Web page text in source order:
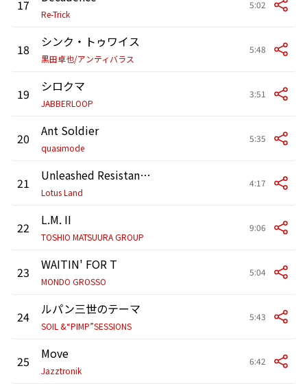
17
Re-Trick
5:02
18 シンク・トゥワイス
黒田卓也/アンティバラス
5:48
19 シロクマ
JABBERLOOP
3:51
20 Ant Soldier
quasimode
5:35
21 Unleashed Resistance
Lotus Land
4:17
22 L.M. II
TOSHIO MATSUURA GROUP
9:06
23 WAITIN' FOR T
MONDO GROSSO
5:04
24 ルパン三世のテーマ
SOIL &“PIMP”SESSIONS
5:43
25 Move
Jazztronik
6:42